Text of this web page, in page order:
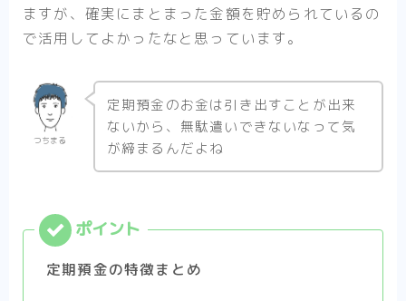
ますが、確実にまとまった金額を貯められているの
で活用してよかったなと思っています。
つちまる
定期預金のお金は引き出すことが出来
ないから、無駄遣いできないなって気
が締まるんだよね
定期預金の特徴まとめ